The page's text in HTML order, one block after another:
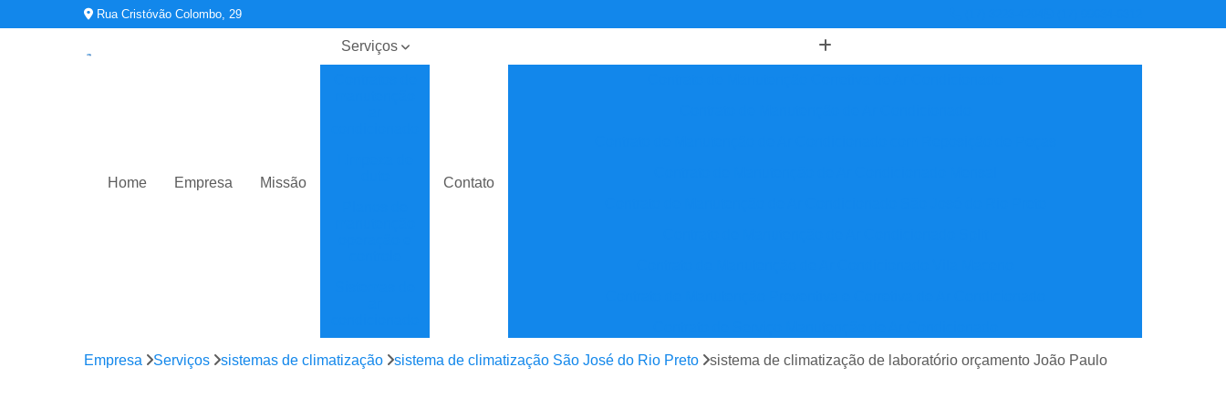
Rua Cristóvão Colombo, 29
Home Empresa Missão
Serviços
Sistemas de
climatização
Contato
Contrato Manutenção Preventiva Ar Condicionado
Empresa Serviços sistemas de climatização sistema de climatização São José do Rio Preto sistema de climatização de laboratório orçamento João Paulo